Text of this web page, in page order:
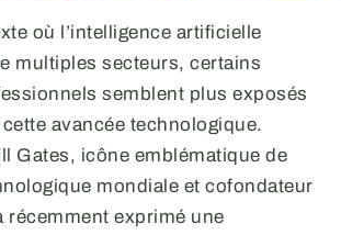
où l’intelligence artificielle
multiples secteurs, certains
semblent plus exposés
cette avancée technologique.
Gates, icône emblématique de
mondiale et cofondateur
récemment exprimé une